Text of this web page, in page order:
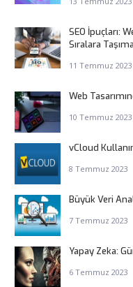
SEO İpuçları:
Sıralara
11 Temmuz 2023
Web
10 Temmuz 2023
vCloud
8 Temmuz 2023
Büyük Veri
7 Temmuz 2023
Yapay Zeka:
6 Temmuz 2023